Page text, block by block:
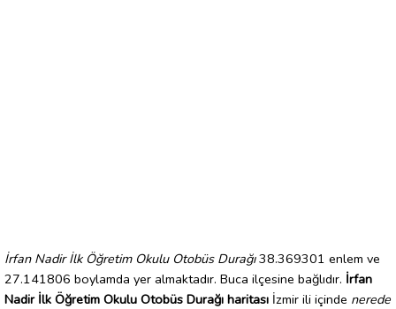
İrfan Nadir İlk Öğretim Okulu Otobüs Durağı38.369301 enlem ve
27.141806 boylamda yer almaktadır. Buca ilçesine bağlıdır. İrfan
Nadir İlk Öğretim Okulu Otobüs Durağı haritası İzmir ili içinde nerede